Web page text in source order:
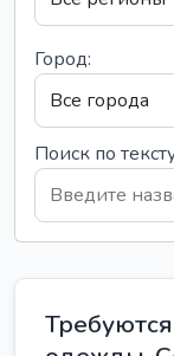
Город:
Поиск по